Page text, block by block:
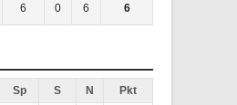
6 0 6 6
Sp S N Pkt